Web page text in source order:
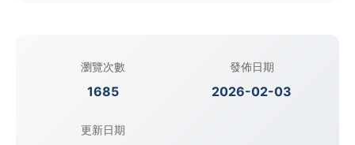
瀏覽次數
1685
發佈日期
2026-02-03
更新日期